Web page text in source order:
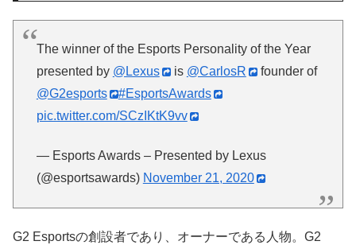
The winner of the Esports Personality of the Year
presented by @Lexus is @CarlosR
founder of
@G2esports
#EsportsAwards
pic.twitter.com/SCzIKtK9vv
— Esports Awards – Presented by Lexus
(@esportsawards) November 21, 2020
G2 Esportsの創設者であり、オーナーである人物。G2